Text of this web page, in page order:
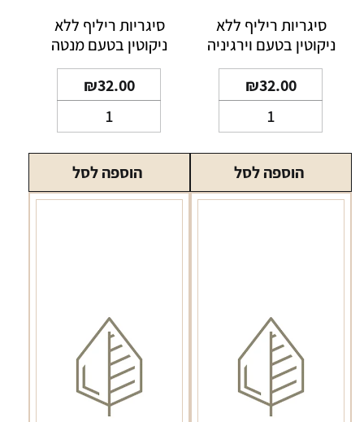
סיגריות ריליף ללא
ניקוטין בטעם וירגיניה
₪32.00
של
סיגריות
ריליף
ללא
הוספה לסל
סיגריות ריליף ללא
ניקוטין בטעם מנטה
₪32.00
של
סיגריות
ריליף
ללא
הוספה לסל